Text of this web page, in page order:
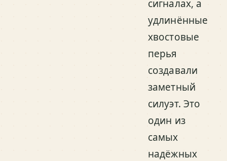
сигналах, а
удлинённые
хвостовые
перья
создавали
заметный
силуэт. Это
один из
самых
надёжных